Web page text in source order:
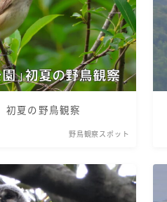
初夏の野鳥観察
野鳥観察スポット